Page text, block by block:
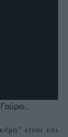
είναι και